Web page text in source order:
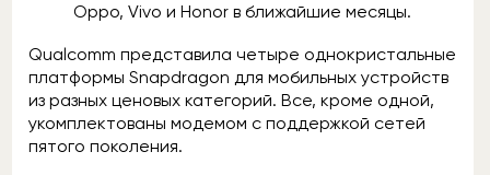
Oppo, Vivo и Honor в ближайшие месяцы.
Qualcomm представила четыре однокристальные
платформы Snapdragon для мобильных устройств
из разных ценовых категорий. Все, кроме одной,
укомплектованы модемом с поддержкой сетей
пятого поколения.